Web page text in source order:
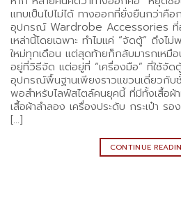
แทบเป็นไปไม่ได้ ทางออกที่ยั่งยืนกว่าคื
อุปกรณ์ Wardrobe Accessories ที่
เหล่านี้โดยเฉพาะ ทำไมแค่ “จัดตู้” ถึงไ
ใหม่ทุกเดือน แต่สุดท้ายก็กลับมารกเหมื
อยู่ที่วิธีจัด แต่อยู่ที่ “เครื่องมือ” ที่ใช้จัด
อุปกรณ์พื้นฐานเพียงราวแขวนเดี่ยวกับ
พอสำหรับไลฟ์สไตล์คนยุคนี้ ที่มีทั้งเสื้อผ้
เสื้อผ้าลำลอง เครื่องประดับ กระเป๋า ร
[…]
CONTINUE